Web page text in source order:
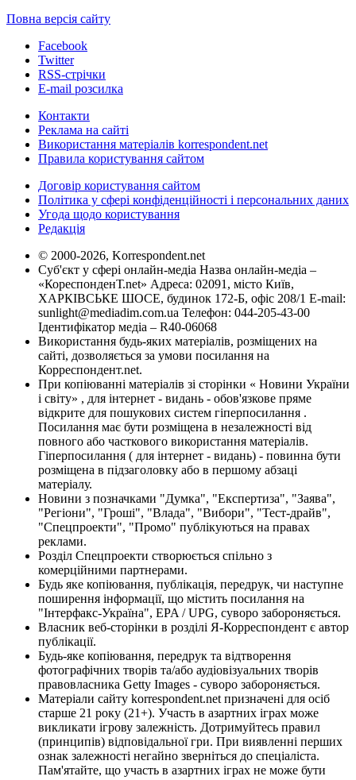
Повна версія сайту
Facebook
Twitter
RSS-стрічки
E-mail розсилка
Контакти
Реклама на сайті
Використання матеріалів korrespondent.net
Правила користування сайтом
Договір користування сайтом
Політика у сфері конфіденційності і персональних даних
Угода щодо користування
Редакція
© 2000-2026, Korrespondent.net
Суб'єкт у сфері онлайн-медіа Назва онлайн-медіа –
«КореспонденТ.net» Адреса: 02091, місто Київ,
ХАРКІВСЬКЕ ШОСЕ, будинок 172-Б, офіс 208/1 E-mail:
sunlight@mediadim.com.ua Телефон: 044-205-43-00
Ідентифікатор медіа – R40-06068
Використання будь-яких матеріалів, розміщених на
сайті, дозволяється за умови посилання на
Корреспондент.net.
При копіюванні матеріалів зі сторінки « Новини України
і світу» , для інтернет - видань - обов'язкове пряме
відкрите для пошукових систем гіперпосилання .
Посилання має бути розміщена в незалежності від
повного або часткового використання матеріалів.
Гіперпосилання ( для інтернет - видань) - повинна бути
розміщена в підзаголовку або в першому абзаці
матеріалу.
Новини з позначками "Думка", "Експертиза", "Заява",
"Регіони", "Гроші", "Влада", "Вибори", "Тест-драйв",
"Спецпроекти", "Промо" публікуються на правах
реклами.
Розділ Спецпроекти створюється спільно з
комерційними партнерами.
Будь яке копіювання, публікація, передрук, чи наступне
поширення інформації, що містить посилання на
"Інтерфакс-Україна", EPA / UPG, суворо забороняється.
Власник веб-сторінки в розділі Я-Корреспондент є автор
публікації.
Будь-яке копіювання, передрук та відтворення
фотографічних творів та/або аудіовізуальних творів
правовласника Getty Images - суворо забороняється.
Матеріали сайту korrespondent.net призначені для осіб
старше 21 року (21+). Участь в азартних іграх може
викликати ігрову залежність. Дотримуйтесь правил
(принципів) відповідальної гри. При виявленні перших
ознак залежності негайно зверніться до спеціаліста.
Пам'ятайте, що участь в азартних іграх не може бути